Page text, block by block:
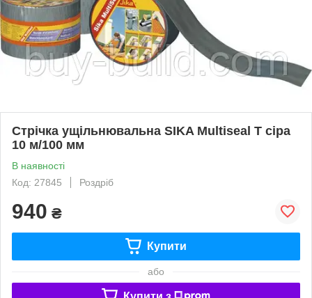
Стрічка ущільнювальна SIKA Multiseal T сіра
10 м/100 мм
В наявності
Код: 27845
Роздріб
940 ₴
Купити
або